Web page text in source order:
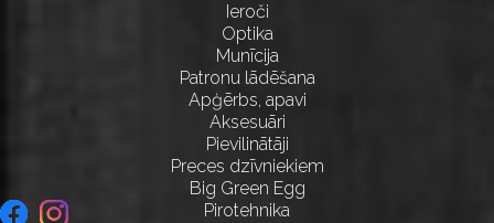
Ieroči
Optika
Munīcija
Patronu lādēšana
Apģērbs, apavi
Aksesuāri
Pievilinātāji
Preces dzīvniekiem
Big Green Egg
Pirotehnika